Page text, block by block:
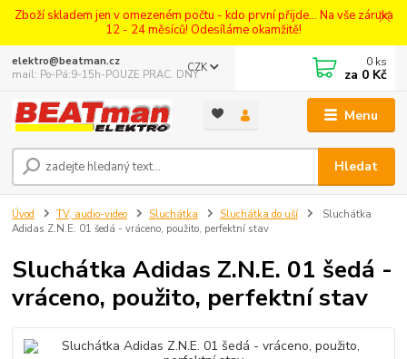
Zboží skladem jen v omezeném počtu - kdo první přijde... Na vše záruka
12 - 24 měsíců! Odesíláme okamžitě!
Menu
CZK
Hledat
elektro@beatman.cz
mail: Po-Pá:9-15h-POUZE PRAC. DNY
0 ks
za 0 Kč
Úvod TV, audio-video Sluchátka Sluchátka do uší
Sluchátka
Adidas Z.N.E. 01 šedá - vráceno, použito, perfektní stav
Sluchátka Adidas Z.N.E. 01 šedá -
vráceno, použito, perfektní stav